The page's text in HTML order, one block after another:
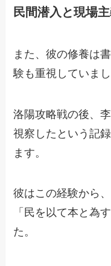
民間潜入と現場
また、彼の修養は
験も重視していまし
洛陽攻略戦の後、
視察したという記
ます。
彼はこの経験から
「民を以て本と為
た。